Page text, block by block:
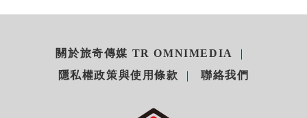
關於旅奇傳媒 TR OMNIMEDIA
隱私權政策與使用條款
聯絡我們